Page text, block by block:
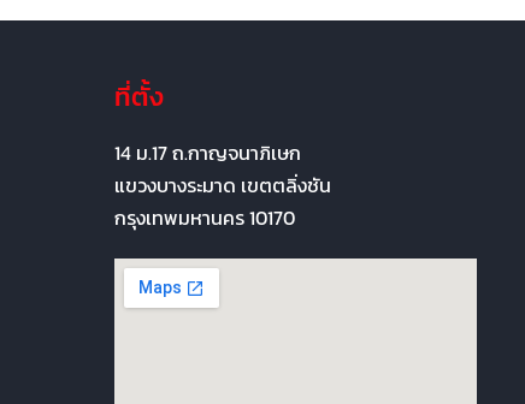
ที่ตั้ง
14 ม.17 ถ.กาญจนาภิเษก
แขวงบางระมาด เขตตลิ่งชัน
กรุงเทพมหานคร 10170